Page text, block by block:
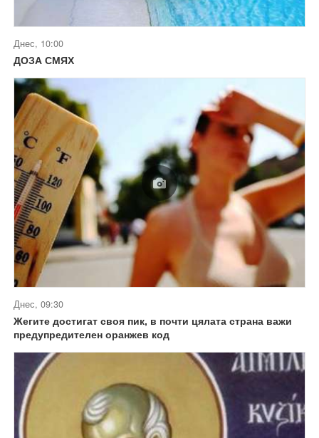
Днес, 10:00
ДОЗА СМЯХ
Днес, 09:30
Жегите достигат своя пик, в почти цялата страна важи
предупредителен оранжев код